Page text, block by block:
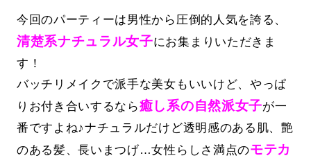
今回のパーティーは男性から圧倒的人気を誇る、
清楚系ナチュラル女子にお集まりいただきま
す！
バッチリメイクで派手な美女もいいけど、やっぱ
りお付き合いするなら癒し系の自然派女子が一
番ですよね♪ナチュラルだけど透明感のある肌、艶
のある髪、長いまつげ…女性らしさ満点のモテカ